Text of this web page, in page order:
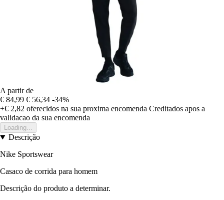
A partir de
€ 84,99 € 56,34 -34%
+€ 2,82 oferecidos na sua proxima encomenda Creditados apos a
validacao da sua encomenda
Loading...
Descrição
Nike Sportswear
Casaco de corrida para homem
Descrição do produto a determinar.